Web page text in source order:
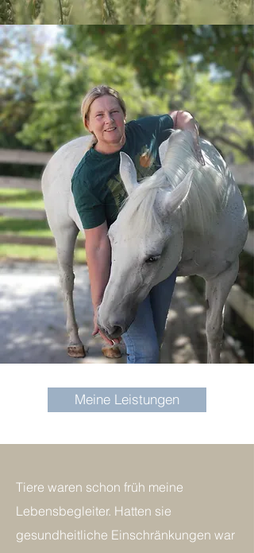
Meine Leistungen
Tiere waren schon früh meine
Lebensbegleiter. Hatten sie
gesundheitliche Einschränkungen war